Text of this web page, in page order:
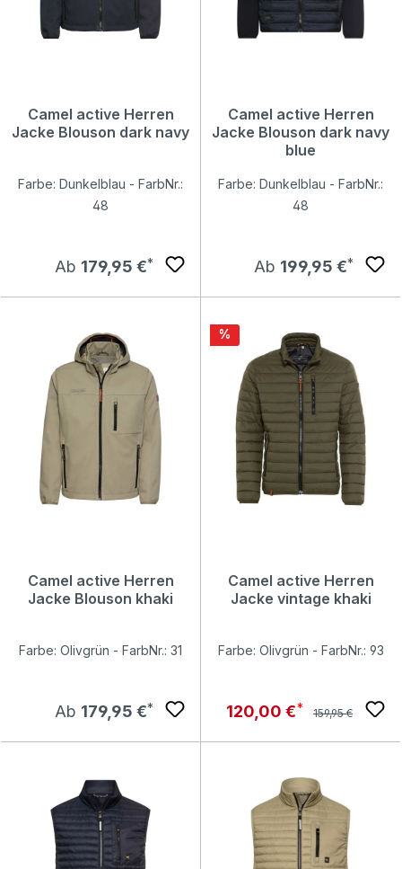
Camel active Herren
Jacke Blouson dark navy
Farbe: Dunkelblau - FarbNr.:
48
Regulärer Preis:
Ab 179,95 €
Camel active Herren
Jacke Blouson dark navy
blue
Farbe: Dunkelblau - FarbNr.:
48
Regulärer Preis:
Ab 199,95 €
Camel active Herren
Jacke Blouson khaki
Farbe: Olivgrün - FarbNr.: 31
Regulärer Preis:
Ab 179,95 €
Rabatt
%
Camel active Herren
Jacke vintage khaki
Farbe: Olivgrün - FarbNr.: 93
Verkaufspreis:
120,00 € Regulärer Preis:
159,95 €